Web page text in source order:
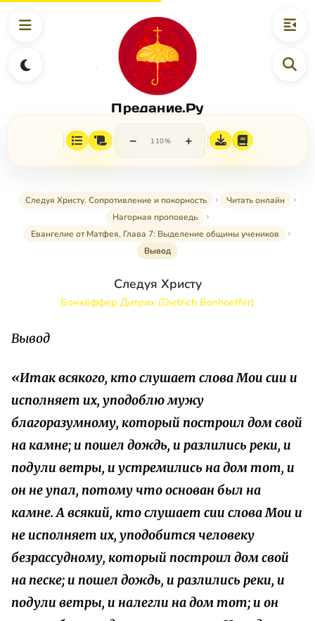
Предание.Ру
− 110% +
Следуя Христу. Сопротивление и покорность
Читать онлайн
Нагорная проповедь
Евангелие от Матфея, Глава 7: Выделение общины учеников
Вывод
Следуя Христу
Бонхёффер Дитрих (Dietrich Bonhoeffer)
Вывод
«Итак всякого, кто слушает слова Мои сии и
исполняет их, уподоблю мужу
благоразумному, который построил дом свой
на камне; и пошел дождь, и разлились реки, и
подули ветры, и устремились на дом тот, и
он не упал, потому что основан был на
камне. А всякий, кто слушает сии слова Мои и
не исполняет их, уподобится человеку
безрассудному, который построил дом свой
на песке; и пошел дождь, и разлились реки, и
подули ветры, и налегли на дом тот; и он